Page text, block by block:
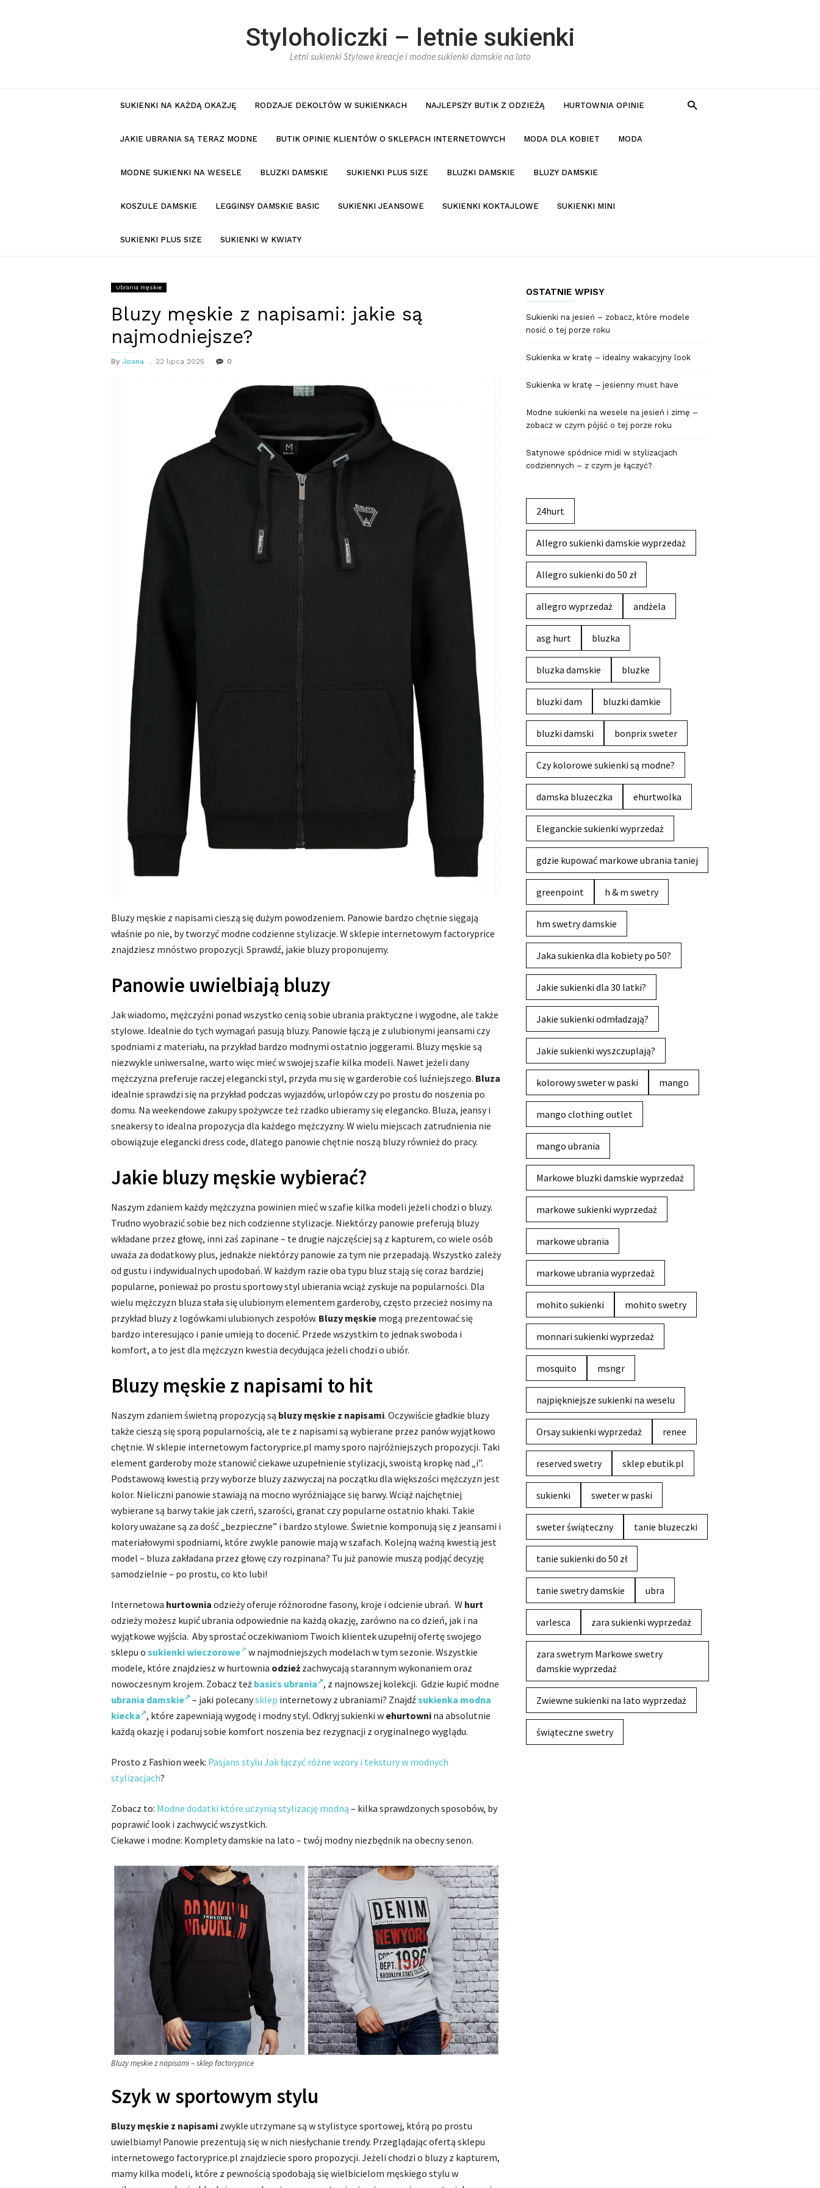
Styloholiczki – letnie sukienki
Letni sukienki Stylowe kreacje i modne sukienki damskie na lato
SUKIENKI NA KAŻDĄ OKAZJĘ RODZAJE DEKOLTÓW W SUKIENKACH NAJLEPSZY BUTIK Z ODZIEŻĄ HURTOWNIA OPINIE
JAKIE UBRANIA SĄ TERAZ MODNE BUTIK OPINIE KLIENTÓW O SKLEPACH INTERNETOWYCH MODA DLA KOBIET MODA
MODNE SUKIENKI NA WESELE BLUZKI DAMSKIE SUKIENKI PLUS SIZE BLUZKI DAMSKIE BLUZY DAMSKIE
KOSZULE DAMSKIE LEGGINSY DAMSKIE BASIC SUKIENKI JEANSOWE SUKIENKI KOKTAJLOWE SUKIENKI MINI
SUKIENKI PLUS SIZE SUKIENKI W KWIATY
Ubrania męskie
Bluzy męskie z napisami: jakie są
najmodniejsze?
By Joana 22 lipca 2025 0
Bluzy męskie z napisami cieszą się dużym powodzeniem. Panowie bardzo chętnie sięgają
właśnie po nie, by tworzyć modne codzienne stylizacje. W sklepie internetowym factoryprice
znajdziesz mnóstwo propozycji. Sprawdź, jakie bluzy proponujemy.
Panowie uwielbiają bluzy
Jak wiadomo, mężczyźni ponad wszystko cenią sobie ubrania praktyczne i wygodne, ale także
stylowe. Idealnie do tych wymagań pasują bluzy. Panowie łączą je z ulubionymi jeansami czy
spodniami z materiału, na przykład bardzo modnymi ostatnio joggerami. Bluzy męskie są
niezwykle uniwersalne, warto więc mieć w swojej szafie kilka modeli. Nawet jeżeli dany
mężczyzna preferuje raczej elegancki styl, przyda mu się w garderobie coś luźniejszego. Bluza
idealnie sprawdzi się na przykład podczas wyjazdów, urlopów czy po prostu do noszenia po
domu. Na weekendowe zakupy spożywcze też rzadko ubieramy się elegancko. Bluza, jeansy i
sneakersy to idealna propozycja dla każdego mężczyzny. W wielu miejscach zatrudnienia nie
obowiązuje elegancki dress code, dlatego panowie chętnie noszą bluzy również do pracy.
Jakie bluzy męskie wybierać?
Naszym zdaniem każdy mężczyzna powinien mieć w szafie kilka modeli jeżeli chodzi o bluzy.
Trudno wyobrazić sobie bez nich codzienne stylizacje. Niektórzy panowie preferują bluzy
wkładane przez głowę, inni zaś zapinane – te drugie najczęściej są z kapturem, co wiele osób
uważa za dodatkowy plus, jednakże niektórzy panowie za tym nie przepadają. Wszystko zależy
od gustu i indywidualnych upodobań. W każdym razie oba typu bluz stają się coraz bardziej
popularne, ponieważ po prostu sportowy styl ubierania wciąż zyskuje na popularności. Dla
wielu mężczyzn bluza stała się ulubionym elementem garderoby, często przecież nosimy na
przykład bluzy z logówkami ulubionych zespołów. Bluzy męskie mogą prezentować się
bardzo interesująco i panie umieją to docenić. Przede wszystkim to jednak swoboda i
komfort, a to jest dla mężczyzn kwestia decydująca jeżeli chodzi o ubiór.
Bluzy męskie z napisami to hit
Naszym zdaniem świetną propozycją są bluzy męskie z napisami. Oczywiście gładkie bluzy
także cieszą się sporą popularnością, ale te z napisami są wybierane przez panów wyjątkowo
chętnie. W sklepie internetowym factoryprice.pl mamy sporo najróżniejszych propozycji. Taki
element garderoby może stanowić ciekawe uzupełnienie stylizacji, swoistą kropkę nad „i”.
Podstawową kwestią przy wyborze bluzy zazwyczaj na początku dla większości mężczyzn jest
kolor. Nieliczni panowie stawiają na mocno wyróżniające się barwy. Wciąż najchętniej
wybierane są barwy takie jak czerń, szarości, granat czy popularne ostatnio khaki. Takie
kolory uważane są za dość „bezpieczne” i bardzo stylowe. Świetnie komponują się z jeansami i
materiałowymi spodniami, które zwykle panowie mają w szafach. Kolejną ważną kwestią jest
model – bluza zakładana przez głowę czy rozpinana? Tu już panowie muszą podjąć decyzję
samodzielnie – po prostu, co kto lubi!
Internetowa hurtownia odzieży oferuje różnorodne fasony, kroje i odcienie ubrań. W hurt
odzieży możesz kupić ubrania odpowiednie na każdą okazję, zarówno na co dzień, jak i na
wyjątkowe wyjścia. Aby sprostać oczekiwaniom Twoich klientek uzupełnij ofertę swojego
sklepu o sukienki wieczorowe
w najmodniejszych modelach w tym sezonie. Wszystkie
modele, które znajdziesz w hurtownia odzież zachwycają starannym wykonaniem oraz
nowoczesnym krojem. Zobacz też basics ubrania , z najnowszej kolekcji. Gdzie kupić modne
ubrania damskie
– jaki polecanysklep internetowy z ubraniami? Znajdźsukienka modna
kiecka , które zapewniają wygodę i modny styl. Odkryj sukienki w ehurtowni na absolutnie
każdą okazję i podaruj sobie komfort noszenia bez rezygnacji z oryginalnego wyglądu.
Prosto z Fashion week: Pasjans stylu Jak łączyć różne wzory i tekstury w modnych
stylizacjach?
Zobacz to: Modne dodatki które uczynią stylizację modną – kilka sprawdzonych sposobów, by
poprawić look i zachwycić wszystkich.
Ciekawe i modne: Komplety damskie na lato – twój modny niezbędnik na obecny senon.
Bluzy męskie z napisami – sklep factoryprice
Szyk w sportowym stylu
Bluzy męskie z napisami zwykle utrzymane są w stylistyce sportowej, którą po prostu
uwielbiamy! Panowie prezentują się w nich niesłychanie trendy. Przeglądając ofertą sklepu
internetowego factoryprice.pl znajdziecie sporo propozycji. Jeżeli chodzi o bluzy z kapturem,
mamy kilka modeli, które z pewnością spodobają się wielbicielom męskiego stylu w
OSTATNIE WPISY
Sukienki na jesień – zobacz, które modele
nosić o tej porze roku
Sukienka w kratę – idealny wakacyjny look
Sukienka w kratę – jesienny must have
Modne sukienki na wesele na jesień i zimę –
zobacz w czym pójść o tej porze roku
Satynowe spódnice midi w stylizacjach
codziennych – z czym je łączyć?
24hurt
Allegro sukienki damskie wyprzedaż
Allegro sukienki do 50 zł
allegro wyprzedaż andżela
asg hurt bluzka
bluzka damskie bluzke
bluzki dam bluzki damkie
bluzki damski bonprix sweter
Czy kolorowe sukienki są modne?
damska bluzeczka ehurtwolka
Eleganckie sukienki wyprzedaż
gdzie kupować markowe ubrania taniej
greenpoint h & m swetry
hm swetry damskie
Jaka sukienka dla kobiety po 50?
Jakie sukienki dla 30 latki?
Jakie sukienki odmładzają?
Jakie sukienki wyszczuplają?
kolorowy sweter w paski mango
mango clothing outlet
mango ubrania
Markowe bluzki damskie wyprzedaż
markowe sukienki wyprzedaż
markowe ubrania
markowe ubrania wyprzedaż
mohito sukienki mohito swetry
monnari sukienki wyprzedaż
mosquito msngr
najpiękniejsze sukienki na weselu
Orsay sukienki wyprzedaż renee
reserved swetry sklep ebutik.pl
sukienki sweter w paski
sweter świąteczny tanie bluzeczki
tanie sukienki do 50 zł
tanie swetry damskie ubra
varlesca zara sukienki wyprzedaż
zara swetrym Markowe swetry
damskie wyprzedaż
Zwiewne sukienki na lato wyprzedaż
świąteczne swetry